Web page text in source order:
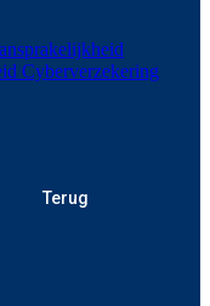
Cyberverzekering
Terug